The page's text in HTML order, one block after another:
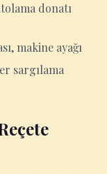
donatı
makine ayağı
sargılama